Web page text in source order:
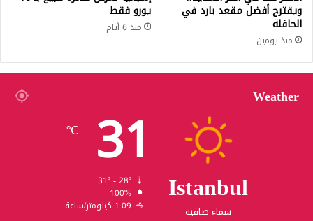
ويقترح أفضل مقعد بارد في
الحافلة
منذ يومين
يورو فقط
منذ 6 أيام
Weather
Istanbul
سماء صافية
31
℃
100%
1.09 كيلومتر/ساعة